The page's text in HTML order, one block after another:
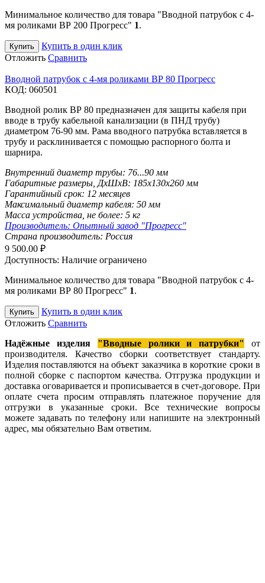
Минимальное количество для товара "Вводной патрубок с 4-
мя роликами ВР 200 Прогресс" 1.
Купить
Купить в один клик
Отложить Сравнить
Вводной патрубок с 4-мя роликами ВР 80 Прогресс
КОД: 060501
Вводной ролик ВР 80 предназначен для защиты кабеля при
вводе в трубу кабельной канализации (в ПНД трубу)
диаметром 76-90 мм. Рама вводного патрубка вставляется в
трубу и расклинивается с помощью распорного болта и
шарнира.
Внутренний диаметр трубы: 76...90 мм
Габаритные размеры, ДхШхВ: 185х130х260 мм
Гарантийный срок: 12 месяцев
Максимальный диаметр кабеля: 50 мм
Масса устройства, не более: 5 кг
Производитель: Опытный завод "Прогресс"
Страна производитель: Россия
9 500.00 ₽
Доступность: Наличие ограничено
Минимальное количество для товара "Вводной патрубок с 4-
мя роликами ВР 80 Прогресс" 1.
Купить
Купить в один клик
Отложить Сравнить
Надёжные изделия
"Вводные ролики и патрубки"
от
производителя. Качество сборки соответствует стандарту.
Изделия поставляются на объект заказчика в короткие сроки в
полной сборке с паспортом качества. Отгрузка продукции и
доставка оговаривается и прописывается в счет-договоре. При
оплате счета просим отправлять платежное поручение для
отгрузки в указанные сроки. Все технические вопросы
можете задавать по телефону или напишите на электронный
адрес, мы обязательно Вам ответим.